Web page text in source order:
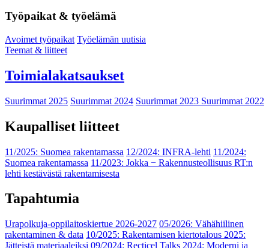
Työpaikat & työelämä
Avoimet työpaikat Työelämän uutisia
Teemat & liitteet
Toimialakatsaukset
Suurimmat 2025 Suurimmat 2024 Suurimmat 2023 Suurimmat 2022
Kaupalliset liitteet
11/2025: Suomea rakentamassa 12/2024: INFRA-lehti 11/2024:
Suomea rakentamassa 11/2023: Jokka − Rakennusteollisuus RT:n
lehti kestävästä rakentamisesta
Tapahtumia
Urapolkuja-oppilaitoskiertue 2026-2027 05/2026: Vähähiilinen
rakentaminen & data 10/2025: Rakentamisen kiertotalous 2025:
Jätteistä materiaaleiksi 09/2024: Recticel Talks 2024: Moderni ja